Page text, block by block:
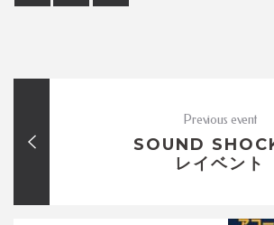
Previous event
SOUND
レイベント